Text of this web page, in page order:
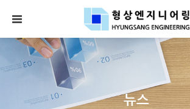
메뉴 건너뛰기
뉴스